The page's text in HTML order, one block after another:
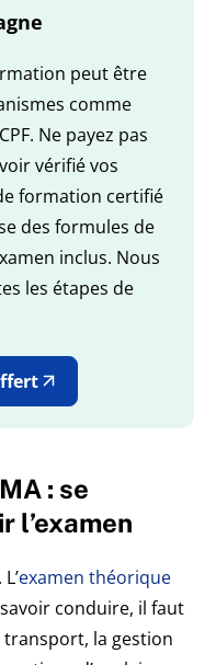
peut être
comme
Ne payez pas
vérifié vos
formation certifié
des formules de
inclus. Nous
les étapes de
: se
l’examen
examen théorique
conduire, il faut
la gestion